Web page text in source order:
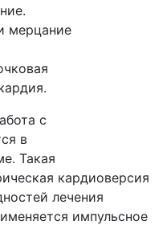
мерцание
с
в
Такая
кардиоверсия
лечения
импульсное